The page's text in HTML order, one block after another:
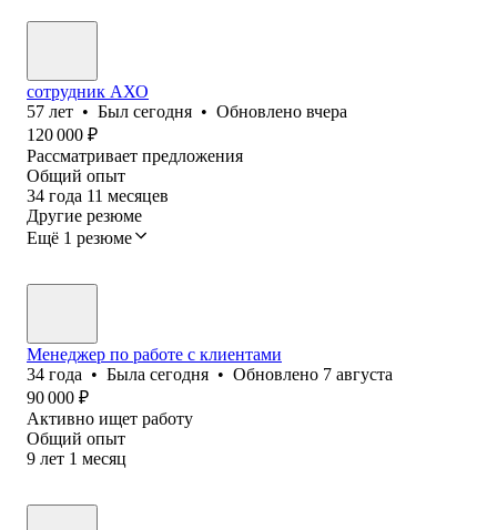
сотрудник АХО
57 лет • Был сегодня • Обновлено вчера
120 000 ₽
Рассматривает предложения
Общий опыт
34 года 11 месяцев
Другие резюме
Ещё 1 резюме
Менеджер по работе с клиентами
34 года • Была сегодня • Обновлено 7 августа
90 000 ₽
Активно ищет работу
Общий опыт
9 лет 1 месяц